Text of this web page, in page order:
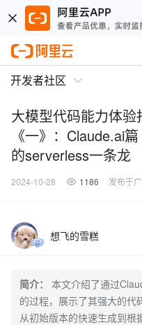
开发者社区
大模型代码能力体
《一》：Claude.ai
的serverless一条龙
2024-10-28 1186 发布于
想飞的雪糕
简介：
本文介绍了通过
的过程，展示了其强大的代
从初始版本的快速生成到根